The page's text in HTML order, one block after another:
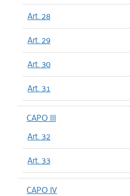
Art. 28
Art. 29
Art. 30
Art. 31
CAPO III
Art. 32
Art. 33
CAPO IV